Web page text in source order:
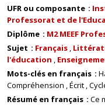
UFR ou composante
Professorat et de
Diplôme
M2 MEEF
Sujet
Français
l'éducation
Mots-clés en français
Compréhension Écrit
Résumé en français
Ce